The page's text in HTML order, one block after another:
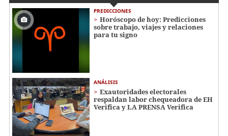
PREDICCIONES
Horóscopo de hoy: Predicciones
sobre trabajo, viajes y relaciones
para tu signo
ANÁLISIS
Exautoridades electorales
respaldan labor chequeadora de EH
Verifica y LA PRENSA Verifica